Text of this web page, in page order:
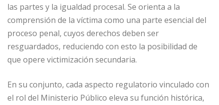
las partes y la igualdad procesal. Se orienta a la
comprensión de la víctima como una parte esencial del
proceso penal, cuyos derechos deben ser
resguardados, reduciendo con esto la posibilidad de
que opere victimización secundaria.
En su conjunto, cada aspecto regulatorio vinculado con
el rol del Ministerio Público eleva su función histórica,